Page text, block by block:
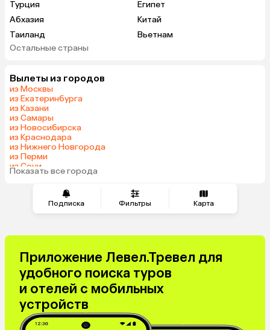
Подписка Фильтры Карта
Турция
Египет
Абхазия
Китай
Таиланд
Вьетнам
ОАЭ
Беларусь
Шри-Ланка
Азербайджан
Индия
Катар
Киргизия
Гонконг
Таджикистан
Венгрия
Болгария
Остальные страны
Вылеты из городов
из Москвы
из Екатеринбурга
из Казани
из Самары
из Новосибирска
из Краснодара
из Нижнего Новгорода
из Перми
из Сочи
из Тюмени
Показать все города
Приложение Левел.Тревел для
удобного поиска туров
и отелей с мобильных
устройств